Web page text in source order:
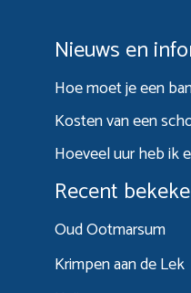
Nieuws en
Hoe moet je een
Kosten van een
Hoeveel uur heb ik
Recent
Oud Ootmarsum
Krimpen aan de Lek